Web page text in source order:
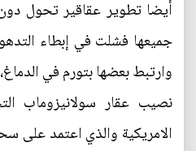
أيضا تطوير عقاقير تحول
جميعها فشلت في إبطاء
وارتبط بعضها بتورم في
نصيب عقار سولانيزوماب
الامريكية والذي اعتمد على